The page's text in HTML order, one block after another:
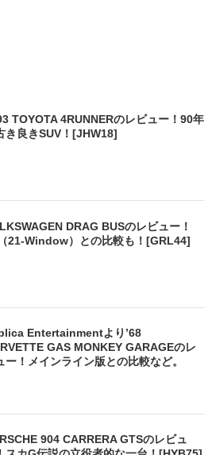
TOYOTA 4RUNNERのレビュー！90年
き良きSUV！[JHW18]
DRAG BUSのレビュー！
21-Window）との比較も！[GRL44]
Entertainmentより’68
GAS MONKEY GARAGEのレ
ー！メインライン版との比較など。
904 CARRERA GTSのレビュ